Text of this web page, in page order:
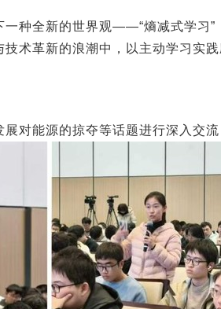
一种全新的世界观——“熵减式学习”
术革新的浪潮中，以主动学习实
对能源的掠夺等话题进行深入交